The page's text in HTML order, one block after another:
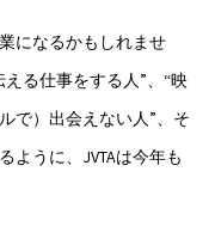
になるかもしれませ
る仕事をする人”、“映
で）出会えない人”、そ
ように、JVTAは今年も